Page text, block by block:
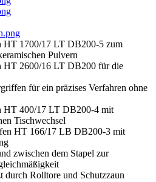
HT 1700/17 LT DB200-5 zum
Pulvern
HT 2600/16 LT DB200 für die
für ein präzises Verfahren ohne
HT 400/17 LT DB200-4 mit
Tischwechsel
HT 166/17 LB DB200-3 mit
zwischen dem Stapel zur
durch Rolltore und Schutzzaun